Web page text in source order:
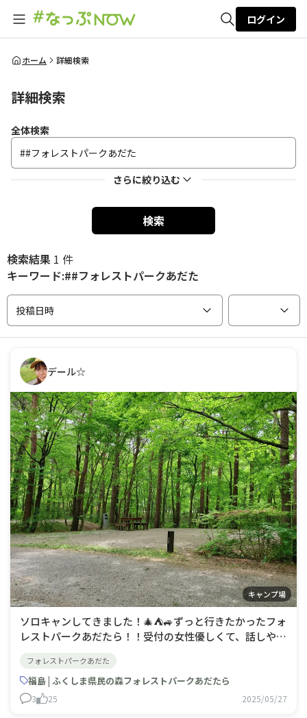
全体検索
ログイン
ホーム 詳細検索
詳細検索
全体検索
さらに絞り込む
検索
検索結果 1 件
キーワード:##フォレストパークあだた
投稿日時
デール☆
キャンプ場
ソロキャンしてきました！🎄⛺🚙ずっと行きたかったフォ
レストパークあだたら！！受付の女性優しくて、話しやす
ック最高でした！😊タープが綺麗に張れなかっ
た………。😹
フォレストパークあだた
福島 | ふくしま県民の森フォレストパークあだたら
3 25 2025/05/27